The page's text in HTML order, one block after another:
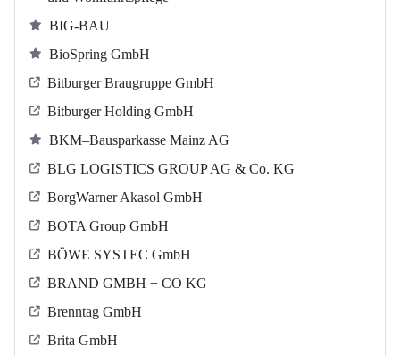
BIG-BAU
BioSpring GmbH
Bitburger Braugruppe GmbH
Bitburger Holding GmbH
BKM–Bausparkasse Mainz AG
BLG LOGISTICS GROUP AG & Co. KG
BorgWarner Akasol GmbH
BOTA Group GmbH
BÖWE SYSTEC GmbH
BRAND GMBH + CO KG
Brenntag GmbH
Brita GmbH